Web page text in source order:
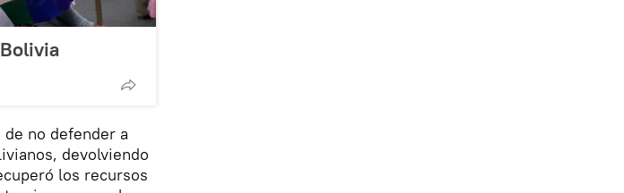
no defender a
devolviendo
los recursos